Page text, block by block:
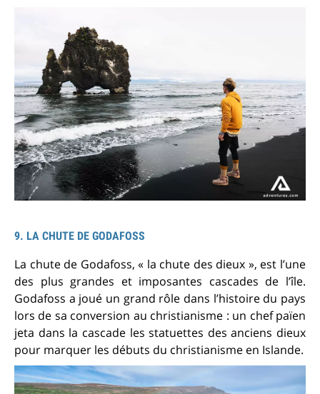
9. LA CHUTE DE GODAFOSS
La chute de Godafoss, « la chute des dieux », est l’une
des plus grandes et imposantes cascades de l’île.
Godafoss a joué un grand rôle dans l’histoire du pays
lors de sa conversion au christianisme : un chef païen
jeta dans la cascade les statuettes des anciens dieux
pour marquer les débuts du christianisme en Islande.